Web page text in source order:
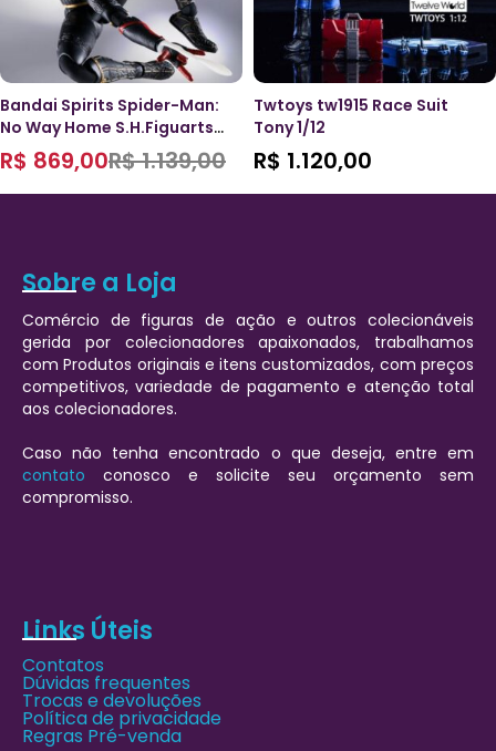
Bandai Spirits Spider-Man:
No Way Home S.H.Figuarts
Spider-Man (Black & Gold
Suit)
R$1.139,00
R$ 869,00
Twtoys tw1915 Race Suit
Tony 1/12
R$ 1.120,00
Sobre a Loja
Comércio de figuras de ação e outros colecionáveis
gerida por colecionadores apaixonados, trabalhamos
com Produtos originais e itens customizados, com preços
competitivos, variedade de pagamento e atenção total
aos colecionadores.
Caso não tenha encontrado o que deseja, entre em
contato conosco e solicite seu orçamento sem
compromisso.
Links Úteis
Contatos
Dúvidas frequentes
Trocas e devoluções
Política de privacidade
Regras Pré-venda